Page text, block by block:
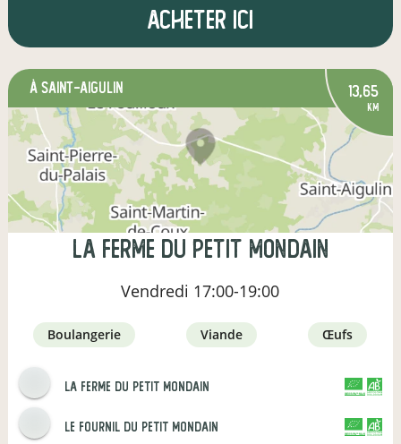
Acheter ici
à Saint-Aigulin 13,65
km
La Ferme du Petit Mondain
Vendredi 17:00-19:00
boulangerie viande œufs
La Ferme du Petit Mondain CERTIFIÉ PAR FR-BIO-01
AGRICULTURE FRANCE
le fournil du petit mondain CERTIFIÉ PAR FR-BIO-01
AGRICULTURE FRANCE